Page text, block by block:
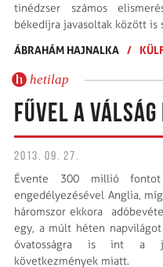
tinédzser számos
békedíjra javasoltak között is
ÁBRAHÁM HAJNALKA /
hetilap
FŰVEL A VÁLSÁG
2013. 09. 27.
Évente 300 millió fontot
engedélyezésével Anglia,
háromszor ekkora
egy, a múlt héten
óvatosságra is int a
következmények miatt.